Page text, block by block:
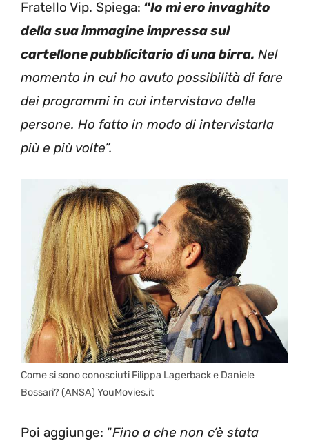
Fratello Vip. Spiega: “Io mi ero invaghito
della sua immagine impressa sul
cartellone pubblicitario di una birra. Nel
momento in cui ho avuto possibilità di fare
dei programmi in cui intervistavo delle
persone. Ho fatto in modo di intervistarla
più e più volte”.
Come si sono conosciuti Filippa Lagerback e Daniele
Bossari? (ANSA) YouMovies.it
Poi aggiunge: “Fino a che non c’è stata